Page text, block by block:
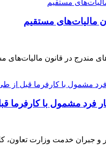
مالیات‌های مستقیم
مالیات‌های مستقیم وزارت امور
کار فرد مشمول با
و جبران خدمت وزارت تعاون،